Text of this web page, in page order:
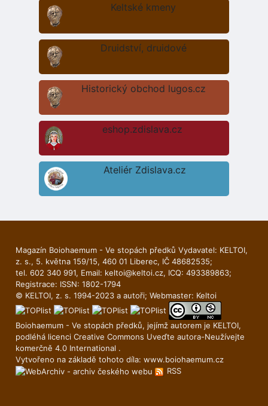
Keltské kmeny
Druidství, druidové
Historický obchod lugos.cz
eshop.zdislava.cz
Ateliér Zdislava.cz
Magazín Boiohaemum - Ve stopách předků Vydavatel: KELTOI,
z. s., 5. května 159/15, 460 01 Liberec, IČ 48682535;
tel. 602 340 991, Email: keltoi@keltoi.cz, ICQ: 493389863;
Registrace: ISSN: 1802-1794
© KELTOI, z. s. 1994-2023 a autoři; Webmaster: Keltoi
Boiohaemum - Ve stopách předků, jejímž autorem je KELTOI,
podléhá licenci Creative Commons Uveďte autora-Neuží­vejte
komerčně 4.0 International .
Vytvořeno na základě tohoto díla: www.boiohaemum.cz
RSS